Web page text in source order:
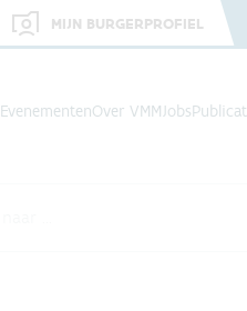
MIJN BURGERPROFIEL
EvenementenOver VMMJobs